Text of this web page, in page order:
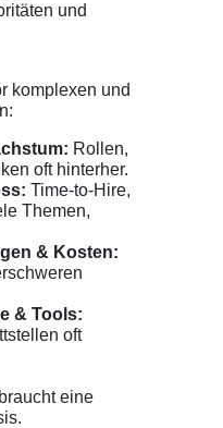
und
komplexen und
Rollen,
oft hinterher.
Time-to-Hire,
Themen,
& Kosten:
& Tools:
oft
eine